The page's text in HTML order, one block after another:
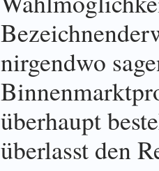
nirgendwo
überhaupt
überlasst den